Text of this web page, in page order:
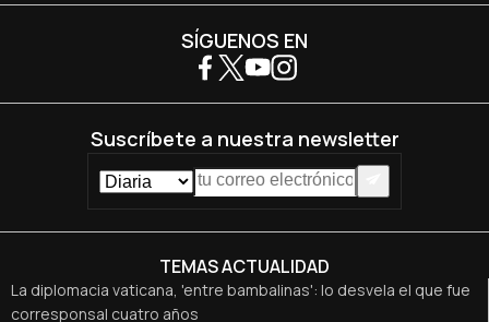
TEMAS ACTUALIDAD
La diplomacia vaticana, 'entre bambalinas': lo desvela el que fue
corresponsal cuatro años
SÍGUENOS EN
Suscríbete a nuestra newsletter